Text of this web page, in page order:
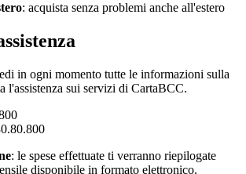
: acquista senza problemi anche all'estero
in ogni momento tutte le informazioni sulla
l'assistenza sui servizi di CartaBCC.
: le spese effettuate ti verranno riepilogate
disponibile in formato elettronico.